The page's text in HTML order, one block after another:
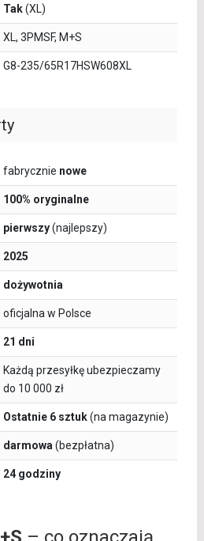
fabrycznie nowe
100% oryginalne
pierwszy(najlepszy)
2025
dożywotnia
oficjalna w Polsce
21 dni
Każdą przesyłkę ubezpieczamy
do 10 000 zł
Ostatnie 6 sztuk(na magazynie)
darmowa (bezpłatna)
24 godziny
Tak(XL)
XL, 3PMSF, M+S
G8-235/65R17HSW608XL